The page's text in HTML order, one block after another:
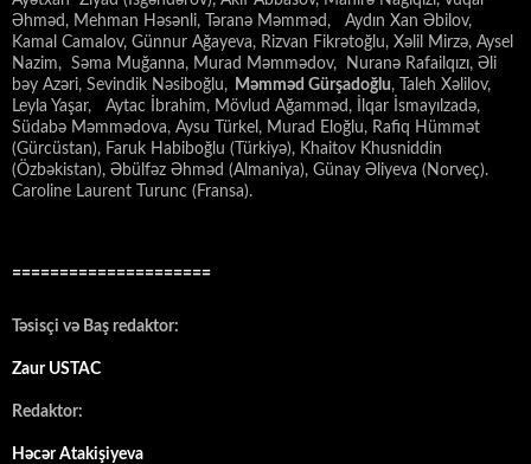
Əhməd, Mehman Həsənli, Təranə Məmməd, Aydın Xan Əbilov,
Kamal Camalov, Günnur Ağayeva, Rizvan Fikrətoğlu, Xəlil Mirzə, Aysel
Nazim, Səma Muğanna, Murad Məmmədov, Nuranə Rafailqızı, Əli
bəy Azəri, Sevindik Nəsiboğlu, Məmməd Gürşadoğlu, Taleh Xəlilov,
Leyla Yaşar, Aytac İbrahim, Mövlud Ağamməd, İlqar İsmayılzadə,
Südabə Məmmədova, Aysu Türkel, Murad Eloğlu, Rafiq Hümmət
(Gürcüstan), Faruk Habiboğlu (Türkiyə), Khaitov Khusniddin
(Özbəkistan), Əbülfəz Əhməd (Almaniya), Günay Əliyeva (Norveç).
Caroline Laurent Turunc (Fransa).
=====================
Təsisçi və Baş redaktor:
Zaur USTAC
Redaktor:
Həcər Atakişiyeva